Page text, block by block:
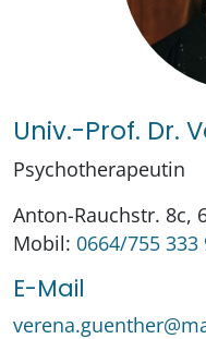
Univ.-Prof. Dr.
Psychotherapeutin
Anton-Rauchstr. 8c,
Mobil: 0664/755 333
E-Mail